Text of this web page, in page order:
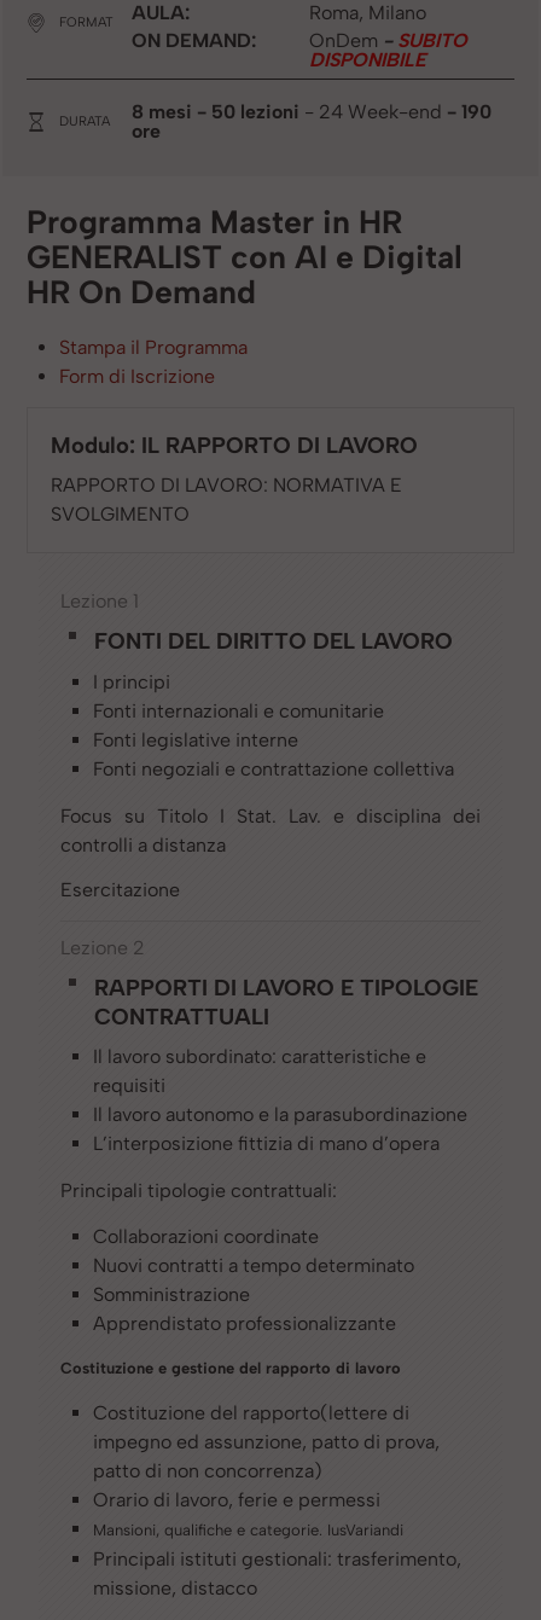
FORMAT
AULA:
Roma, Milano
ON DEMAND:
OnDem - SUBITO
DISPONIBILE
DURATA 8 mesi - 50 lezioni - 24 Week-end - 190
ore
Programma Master in HR
GENERALIST con AI e Digital
HR On Demand
Stampa il Programma
Form di Iscrizione
Modulo: IL RAPPORTO DI LAVORO
RAPPORTO DI LAVORO: NORMATIVA E
SVOLGIMENTO
Lezione 1
FONTI DEL DIRITTO DEL LAVORO
I principi
Fonti internazionali e comunitarie
Fonti legislative interne
Fonti negoziali e contrattazione collettiva
Focus su Titolo I Stat. Lav. e disciplina dei
controlli a distanza
Esercitazione
Lezione 2
RAPPORTI DI LAVORO E TIPOLOGIE
CONTRATTUALI
Il lavoro subordinato: caratteristiche e
requisiti
Il lavoro autonomo e la parasubordinazione
L’interposizione fittizia di mano d’opera
Principali tipologie contrattuali:
Collaborazioni coordinate
Nuovi contratti a tempo determinato
Somministrazione
Apprendistato professionalizzante
Costituzione e gestione del rapporto di lavoro
Costituzione del rapporto(lettere di
impegno ed assunzione, patto di prova,
patto di non concorrenza)
Orario di lavoro, ferie e permessi
Mansioni, qualifiche e categorie. IusVariandi
Principali istituti gestionali: trasferimento,
missione, distacco